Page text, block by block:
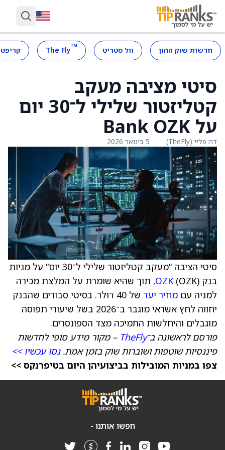
חדשות שוק ההון וול סטריט ™
The Fly
סיטי מציבה מעקב
קטליזטור שלילי ל־30 יום
על Bank OZK
דה פליי (TheFly) 5 בינואר 2026
סיטי הציבה “מעקב קטליזטור שלילי ל־30 יום” על מניות
בנק
OZK(OZK), תוך שהיא שומרת על המלצת מכירה
למניה עם מחיר יעד
של 40 דולר. בסיטי סבורים שהבנק
יחווה לחץ אשראי מוגבר ב־2026 בשל שיעורי תפוסה
מוגבלים והיחלשות התמיכה מצד הספונסרים.
פורסם לראשונה ב־TheFly – מקור מידע סופי לחדשות
פיננסיות שוטפות ושוברות שוק בזמן אמת.נסו עכשיו >>
צפו במניות המובילות בביצועיהן היום בטיפרנקס >>
חפשו אותנו -